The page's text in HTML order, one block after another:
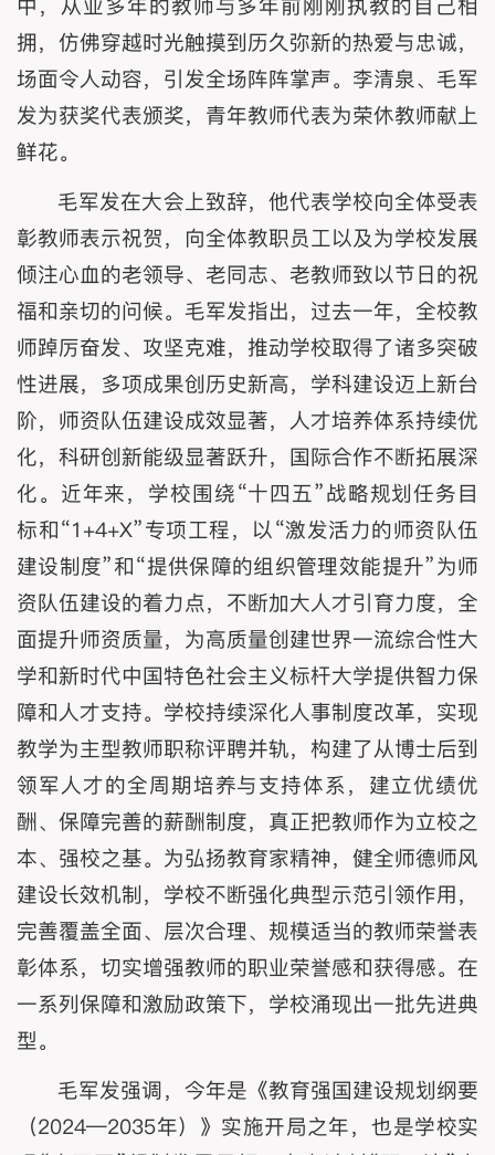
中，从业多年的教师与多年前刚刚执教的自己相
拥，仿佛穿越时光触摸到历久弥新的热爱与忠诚，
场面令人动容，引发全场阵阵掌声。李清泉、毛军
发为获奖代表颁奖，青年教师代表为荣休教师献上
鲜花。
毛军发在大会上致辞，他代表学校向全体受表
彰教师表示祝贺，向全体教职员工以及为学校发展
倾注心血的老领导、老同志、老教师致以节日的祝
福和亲切的问候。毛军发指出，过去一年，全校教
师踔厉奋发、攻坚克难，推动学校取得了诸多突破
性进展，多项成果创历史新高，学科建设迈上新台
阶，师资队伍建设成效显著，人才培养体系持续优
化，科研创新能级显著跃升，国际合作不断拓展深
化。近年来，学校围绕“十四五”战略规划任务目
标和“1+4+X”专项工程，以“激发活力的师资队伍
建设制度”和“提供保障的组织管理效能提升”为师
资队伍建设的着力点，不断加大人才引育力度，全
面提升师资质量，为高质量创建世界一流综合性大
学和新时代中国特色社会主义标杆大学提供智力保
障和人才支持。学校持续深化人事制度改革，实现
教学为主型教师职称评聘并轨，构建了从博士后到
领军人才的全周期培养与支持体系，建立优绩优
酬、保障完善的薪酬制度，真正把教师作为立校之
本、强校之基。为弘扬教育家精神，健全师德师风
建设长效机制，学校不断强化典型示范引领作用，
完善覆盖全面、层次合理、规模适当的教师荣誉表
彰体系，切实增强教师的职业荣誉感和获得感。在
一系列保障和激励政策下，学校涌现出一批先进典
型。
毛军发强调，今年是《教育强国建设规划纲要
（2024—2035年）》实施开局之年，也是学校实